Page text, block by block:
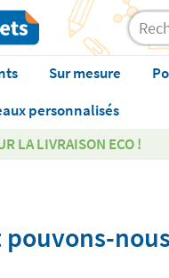
Sur mesure
personnalisés
LA LIVRAISON ECO !